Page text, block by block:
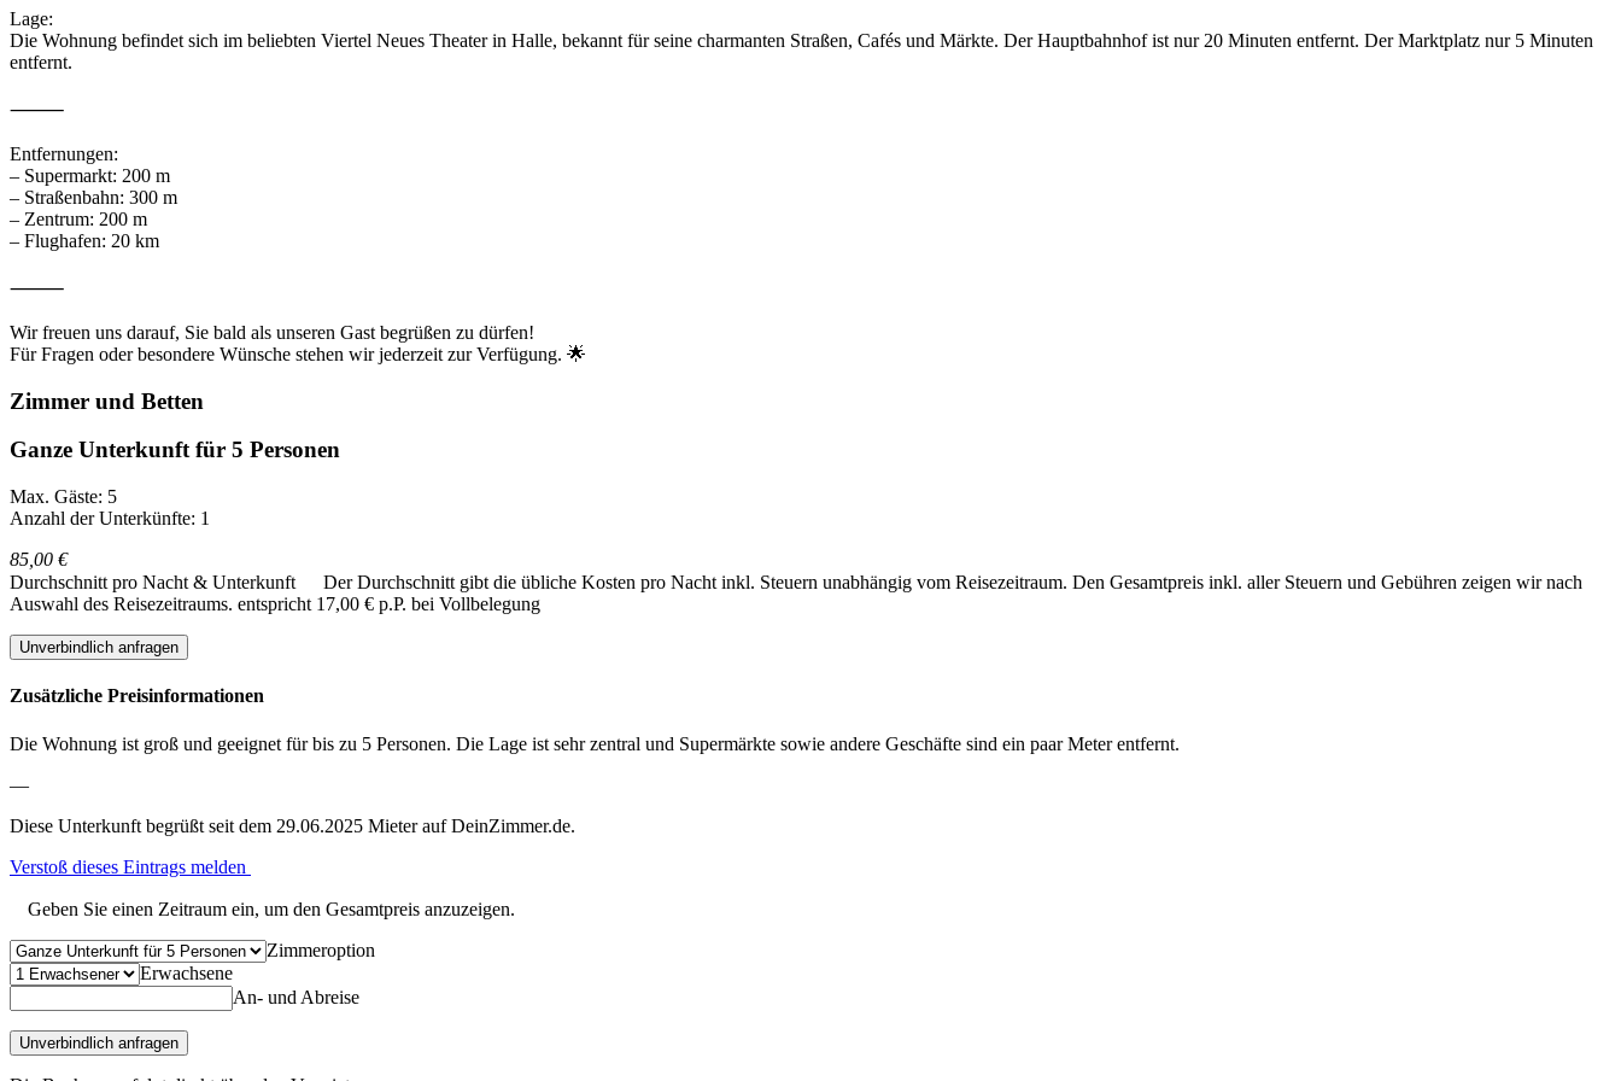
Lage:
Die Wohnung befindet sich im beliebten Viertel Neues Theater in Halle, bekannt für seine charmanten Straßen, Cafés und Märkte. Der Hauptbahnhof ist nur 20 Minuten entfernt. Der Marktplatz nur 5 Minuten
entfernt.
⸻
Entfernungen:
– Supermarkt: 200 m
– Straßenbahn: 300 m
– Zentrum: 200 m
– Flughafen: 20 km
⸻
Wir freuen uns darauf, Sie bald als unseren Gast begrüßen zu dürfen!
Für Fragen oder besondere Wünsche stehen wir jederzeit zur Verfügung. 🌟
Zimmer und Betten
Ganze Unterkunft für 5 Personen
Max. Gäste: 5
Anzahl der Unterkünfte: 1
85,00 €
Durchschnitt pro Nacht & Unterkunft
Der Durchschnitt gibt die übliche Kosten pro Nacht inkl. Steuern unabhängig vom Reisezeitraum. Den Gesamtpreis inkl. aller Steuern und Gebühren zeigen wir nach
Auswahl des Reisezeitraums. entspricht 17,00 € p.P. bei Vollbelegung
Unverbindlich anfragen
Zusätzliche Preisinformationen
Die Wohnung ist groß und geeignet für bis zu 5 Personen. Die Lage ist sehr zentral und Supermärkte sowie andere Geschäfte sind ein paar Meter entfernt.
—
Diese Unterkunft begrüßt seit dem 29.06.2025 Mieter auf DeinZimmer.de.
Verstoß dieses Eintrags melden
Geben Sie einen Zeitraum ein, um den Gesamtpreis anzuzeigen.
Zimmeroption
Erwachsene
An- und Abreise
Unverbindlich anfragen